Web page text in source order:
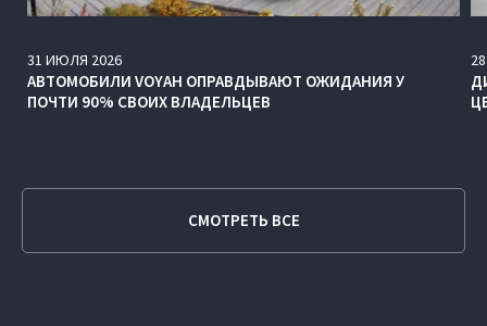
31 ИЮЛЯ 2026
АВТОМОБИЛИ VOYAH ОПРАВДЫВАЮТ ОЖИДАНИЯ У
ПОЧТИ 90% СВОИХ ВЛАДЕЛЬЦЕВ
28
СМОТРЕТЬ ВСЕ